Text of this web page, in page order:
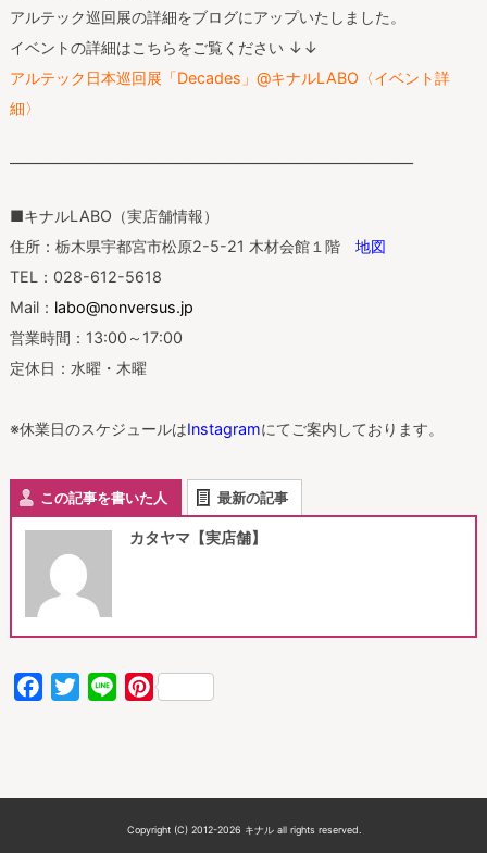
アルテック巡回展の詳細をブログにアップいたしました。
イベントの詳細はこちらをご覧ください ↓↓
アルテック日本巡回展「Decades」@キナルLABO〈イベント詳
細〉
——————————————————————————–
■キナルLABO（実店舗情報）
住所：栃木県宇都宮市松原2-5-21 木材会館１階 地図
TEL：028-612-5618
Mail： labo@nonversus.jp
営業時間：13:00～17:00
定休日：水曜・木曜
※休業日のスケジュールはInstagramにてご案内しております。
この記事を書いた人 最新の記事
カタヤマ【実店舗】
FacebookTwitterLine Pinterest
Copyright (C) 2012-2026 キナル all rights reserved.